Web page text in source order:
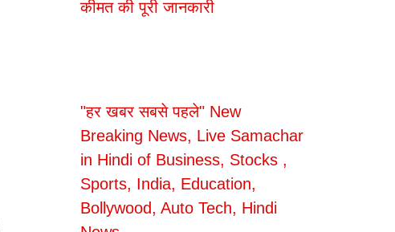
कीमत की पूरी जानकारी
"हर खबर सबसे पहले" New
Breaking News, Live Samachar
in Hindi of Business, Stocks ,
Sports, India, Education,
Bollywood, Auto Tech, Hindi